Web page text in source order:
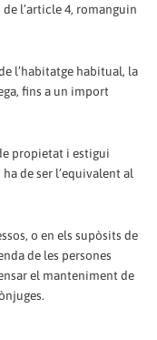
l’article 4, romanguin
l’habitatge habitual, la
fins a un import
propietat i estigui
de ser l’equivalent al
o en els supòsits de
de les persones
el manteniment de